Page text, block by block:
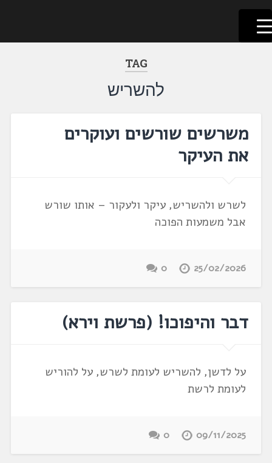
דלג
לתוכן
לשוניאדה
עברית. לשון. שפה
TAG
להשריש
משרשים שורשים ועוקרים
את העיקר
לשרש ולהשריש, עיקר ולעקור – אותו שורש
אבל משמעות הפוכה
25/02/2026
0
דבר והיפוכו! (פרשת וירא)
על לדשן, להשריש לעומת לשרש, על להוריש
לעומת לרשת
09/11/2025
0